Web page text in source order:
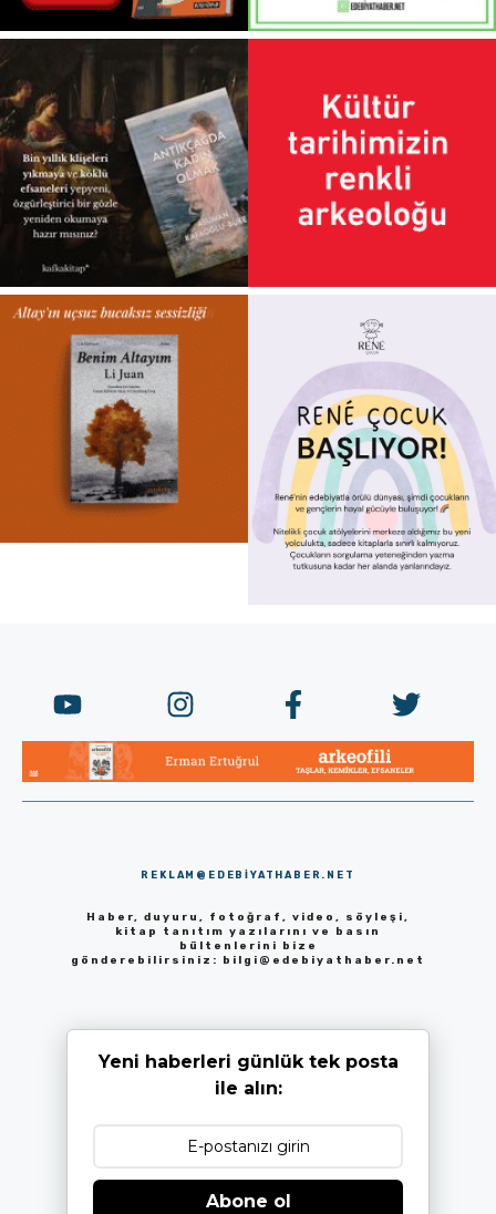
REKLAM@EDEBIYATHABER.NET
Haber, duyuru, fotoğraf, video, söyleşi,
kitap tanıtım yazılarını ve basın
bültenlerini bize
gönderebilirsiniz: bilgi@edebiyathaber.net
Yeni haberleri günlük tek posta
ile alın:
Abone ol